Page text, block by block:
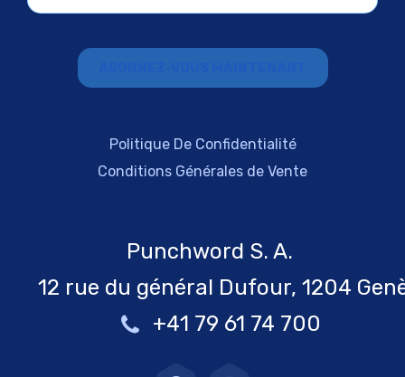
Politique De Confidentialité
Conditions Générales de Vente
Punchword S. A.
12 rue du général Dufour, 1204
+41 79 61 74 700